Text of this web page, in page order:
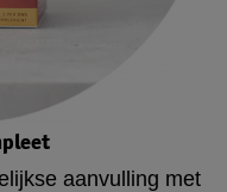
aanvulling met